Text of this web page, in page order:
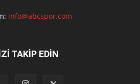
info@abcspor.com
TAKİP EDİN